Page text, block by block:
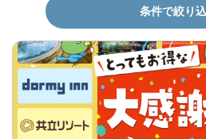
条件で絞り